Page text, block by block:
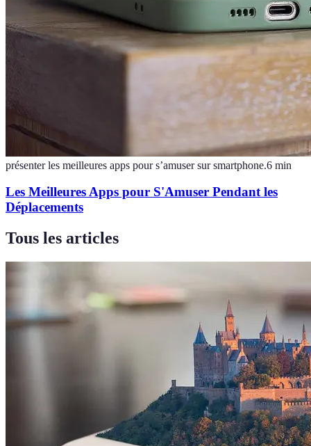
présenter les meilleures apps pour s’amuser sur smartphone.6 min
Les Meilleures Apps pour S'Amuser Pendant les
Déplacements
Tous les articles